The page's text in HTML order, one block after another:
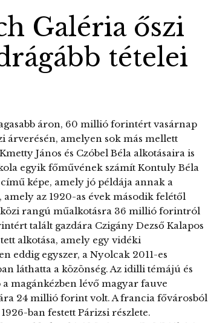
Galéria őszi
tételei
áron, 60 millió forintért vasárnap
árverésén, amelyen sok más mellett
János és Czóbel Béla alkotásaira is
egyik főművének számít Kontuly Béla
képe, amely jó példája annak a
az 1920-as évek második felétől
rangú műalkotásra 36 millió forintról
talált gazdára Czigány Dezső Kalapos
alkotása, amely egy vidéki
eddig egyszer, a Nyolcak 2011-es
láthatta a közönség. Az idilli témájú és
magánkézben lévő magyar fauve
24 millió forint volt. A francia fővárosból
ban festett Párizsi részlete.